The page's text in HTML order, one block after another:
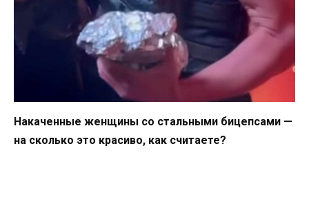
Накаченные женщины со стальными бицепсами —
на сколько это красиво, как считаете?